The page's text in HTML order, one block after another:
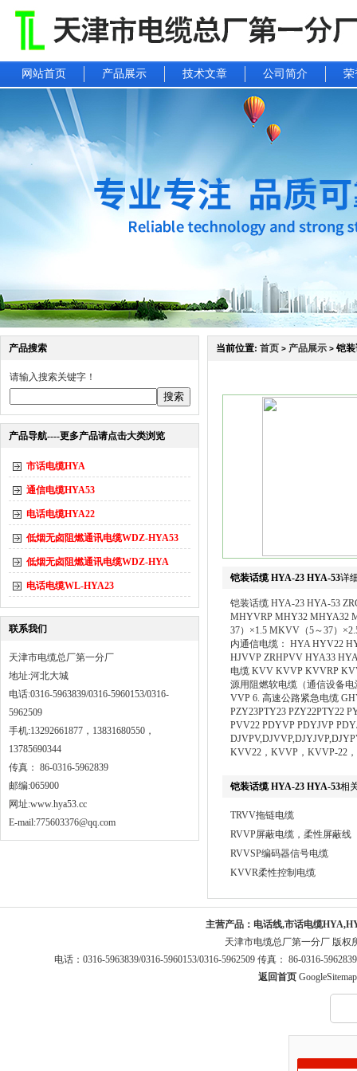
网站首页 产品展示 技术文章 公司简介 荣
产品搜索
请输入搜索关键字！
产品导航----更多产品请点击大类浏览
市话电缆HYA
通信电缆HYA53
电话电缆HYA22
低烟无卤阻燃通讯电缆WDZ-HYA53
低烟无卤阻燃通讯电缆WDZ-HYA
电话电缆WL-HYA23
联系我们
天津市电缆总厂第一分厂
地址:河北大城
电话:0316-5963839/0316-5960153/0316-
5962509
手机:13292661877，13831680550，
13785690344
传真： 86-0316-5962839
邮编:065900
网址:www.hya53.cc
E-mail:775603376@qq.com
当前位置: 首页 > 产品展示 > 铠
铠装话缆 HYA-23 HYA-53详
铠装话缆 HYA-23 HYA-53
MHYVRP MHY32 MHYA32
37）×1.5 MKVV（5～37）
内通信电缆： HYA HYV22
HJVVP ZRHPVV HYA33
电缆 KVV KVVP KVVRP
源用阻燃软电缆（通信设备
VVP 6. 高速公路紧急电缆
PZY23PTY23 PZY22PTY22
PVV22 PDYVP PDYJVP
KVV22，KVVP，KVVP-22
铠装话缆 HYA-23 HYA-53相
TRVV拖链电缆
RVVP屏蔽电缆，柔性屏蔽线
RVVSP编码器信号电缆
KVVR柔性控制电缆
主营产品： 电话线,市话电缆
天津市电缆总厂第一分厂 版权
电话：0316-5963839/0316-5960153/0316-5962509 传真： 86-0316-
返回首页 GoogleSitemap